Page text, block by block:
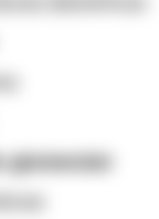
glomerular